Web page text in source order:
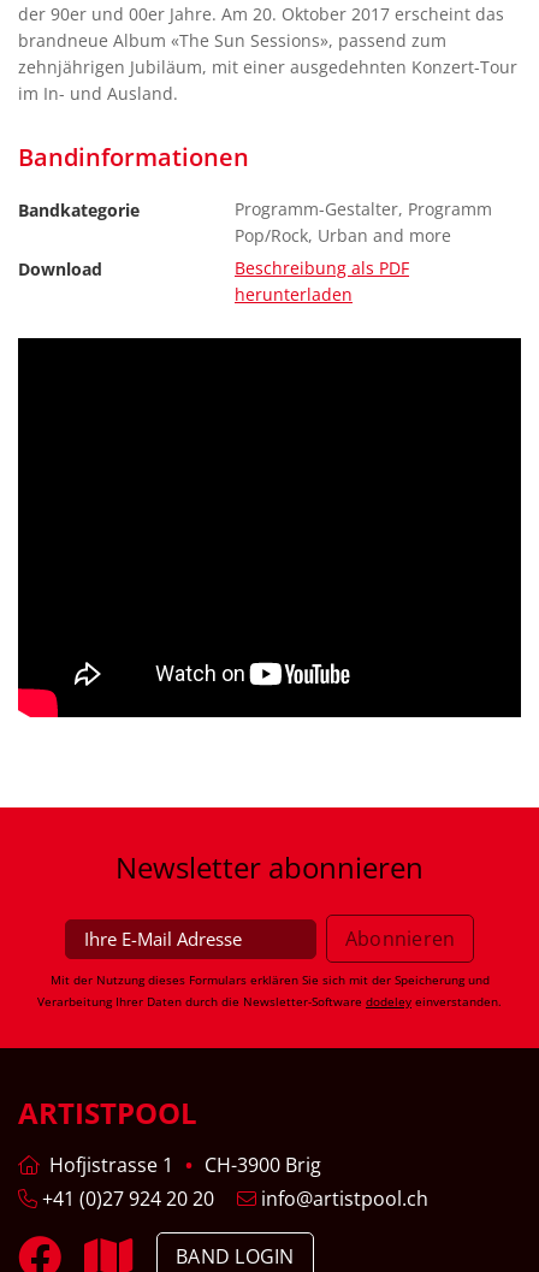
der 90er und 00er Jahre. Am 20. Oktober 2017 erscheint das
brandneue Album «The Sun Sessions», passend zum
zehnjährigen Jubiläum, mit einer ausgedehnten Konzert-Tour
im In- und Ausland.
Bandinformationen
Bandkategorie
Programm-Gestalter, Programm
Pop/Rock, Urban and more
Download
Beschreibung als PDF
herunterladen
Newsletter abonnieren
Mit der Nutzung dieses Formulars erklären Sie sich mit der Speicherung und
Verarbeitung Ihrer Daten durch die Newsletter-Software dodeley einverstanden.
ARTISTPOOL
Hofjistrasse 1
CH-3900 Brig
+41 (0)27 924 20 20
info@artistpool.ch
BAND LOGIN